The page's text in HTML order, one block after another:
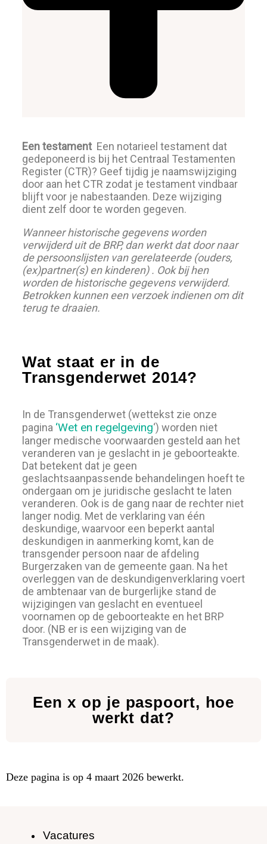
Een testament Een notarieel testament dat
gedeponeerd is bij het Centraal Testamenten
Register (CTR)? Geef tijdig je naamswijziging
door aan het CTR zodat je testament vindbaar
blijft voor je nabestaanden. Deze wijziging
dient zelf door te worden gegeven.
Wanneer historische gegevens worden
verwijderd uit de BRP, dan werkt dat door naar
de persoonslijsten van gerelateerde (ouders,
(ex)partner(s) en kinderen) . Ook bij hen
worden de historische gegevens verwijderd.
Betrokken kunnen een verzoek indienen om dit
terug te draaien.
Wat staat er in de
Transgenderwet 2014?
In de Transgenderwet (wettekst zie onze
pagina ‘Wet en regelgeving‘) worden niet
langer medische voorwaarden gesteld aan het
veranderen van je geslacht in je geboorteakte.
Dat betekent dat je geen
geslachtsaanpassende behandelingen hoeft te
ondergaan om je juridische geslacht te laten
veranderen. Ook is de gang naar de rechter niet
langer nodig. Met de verklaring van één
deskundige, waarvoor een beperkt aantal
deskundigen in aanmerking komt, kan de
transgender persoon naar de afdeling
Burgerzaken van de gemeente gaan. Na het
overleggen van de deskundigenverklaring voert
de ambtenaar van de burgerlijke stand de
wijzigingen van geslacht en eventueel
voornamen op de geboorteakte en het BRP
door. (NB er is een wijziging van de
Transgenderwet in de maak).
Een x op je paspoort, hoe
werkt dat?
Deze pagina is op 4 maart 2026 bewerkt.
Vacatures